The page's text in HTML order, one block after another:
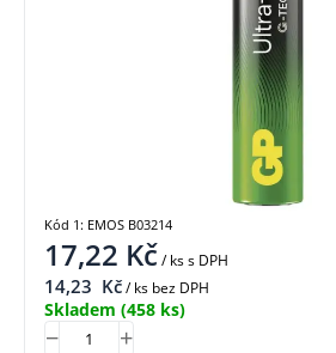
17,22 Kč/ kss DPH
14,23 Kč/ ks bez DPH
Skladem (458 ks)
Kód 1: EMOS B03214